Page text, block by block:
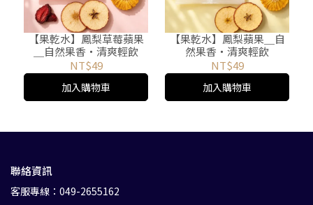
【果乾水】鳳梨草莓蘋果
＿自然果香・清爽輕飲
NT$49
加入購物車
【果乾水】鳳梨蘋果＿自
然果香・清爽輕飲
NT$49
加入購物車
聯絡資訊
客服專線：049-2655162